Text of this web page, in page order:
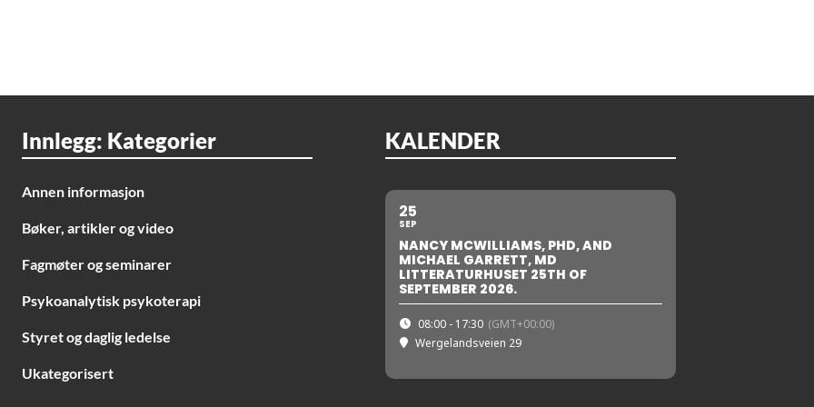
Innlegg: Kategorier
Annen informasjon
Bøker, artikler og video
Fagmøter og seminarer
Psykoanalytisk psykoterapi
Styret og daglig ledelse
Ukategorisert
KALENDER
25
SEP
NANCY MCWILLIAMS, PHD, AND
MICHAEL GARRETT, MD
LITTERATURHUSET 25TH OF
SEPTEMBER 2026.
08:00 - 17:30 (GMT+00:00)
Wergelandsveien 29